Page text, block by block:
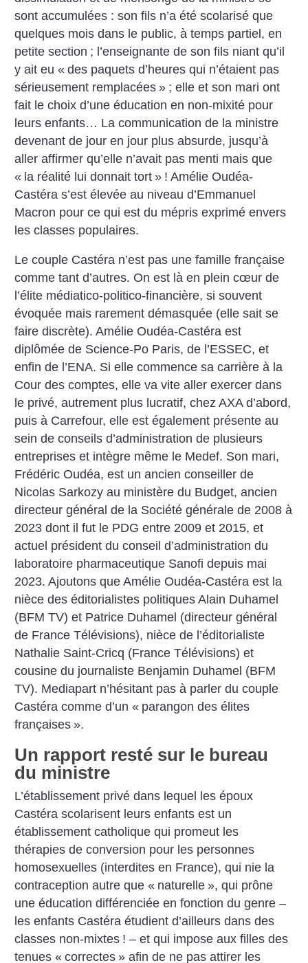
sont accumulées : son fils n’a été scolarisé que
quelques mois dans le public, à temps partiel, en
petite section ; l’enseignante de son fils niant qu’il
y ait eu « des paquets d’heures qui n’étaient pas
sérieusement remplacées » ; elle et son mari ont
fait le choix d’une éducation en non-mixité pour
leurs enfants… La communication de la ministre
devenant de jour en jour plus absurde, jusqu’à
aller affirmer qu’elle n’avait pas menti mais que
« la réalité lui donnait tort » ! Amélie Oudéa-
Castéra s’est élevée au niveau d’Emmanuel
Macron pour ce qui est du mépris exprimé envers
les classes populaires.
Le couple Castéra n’est pas une famille française
comme tant d’autres. On est là en plein cœur de
l’élite médiatico-politico-financière, si souvent
évoquée mais rarement démasquée (elle sait se
faire discrète). Amélie Oudéa-Castéra est
diplômée de Science-Po Paris, de l’ESSEC, et
enfin de l’ENA. Si elle commence sa carrière à la
Cour des comptes, elle va vite aller exercer dans
le privé, autrement plus lucratif, chez AXA d’abord,
puis à Carrefour, elle est également présente au
sein de conseils d’administration de plusieurs
entreprises et intègre même le Medef. Son mari,
Frédéric Oudéa, est un ancien conseiller de
Nicolas Sarkozy au ministère du Budget, ancien
directeur général de la Société générale de 2008 à
2023 dont il fut le PDG entre 2009 et 2015, et
actuel président du conseil d’administration du
laboratoire pharmaceutique Sanofi depuis mai
2023. Ajoutons que Amélie Oudéa-Castéra est la
nièce des éditorialistes politiques Alain Duhamel
(BFM TV) et Patrice Duhamel (directeur général
de France Télévisions), nièce de l’éditorialiste
Nathalie Saint-Cricq (France Télévisions) et
cousine du journaliste Benjamin Duhamel (BFM
TV). Mediapart n’hésitant pas à parler du couple
Castéra comme d’un « parangon des élites
françaises ».
Un rapport resté sur le bureau
du ministre
L’établissement privé dans lequel les époux
Castéra scolarisent leurs enfants est un
établissement catholique qui promeut les
thérapies de conversion pour les personnes
homosexuelles (interdites en France), qui nie la
contraception autre que « naturelle », qui prône
une éducation différenciée en fonction du genre –
les enfants Castéra étudient d’ailleurs dans des
classes non-mixtes ! – et qui impose aux filles des
tenues « correctes » afin de ne pas attirer les